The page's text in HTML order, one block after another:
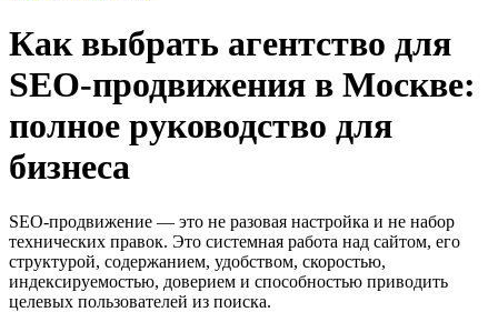
Как выбрать агентство для
SEO-продвижения в Москве:
полное руководство для
бизнеса
SEO-продвижение — это не разовая настройка и не набор
технических правок. Это системная работа над сайтом, его
структурой, содержанием, удобством, скоростью,
индексируемостью, доверием и способностью приводить
целевых пользователей из поиска.